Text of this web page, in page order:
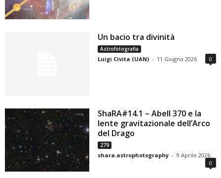
Un bacio tra divinità
Astrofotografia
Luigi Civita (UAN) - 11 Giugno 2026 0
ShaRA#14.1 – Abell 370 e la
lente gravitazionale dell’Arco
del Drago
279
shara.astrophotography - 9 Aprile 2026
0